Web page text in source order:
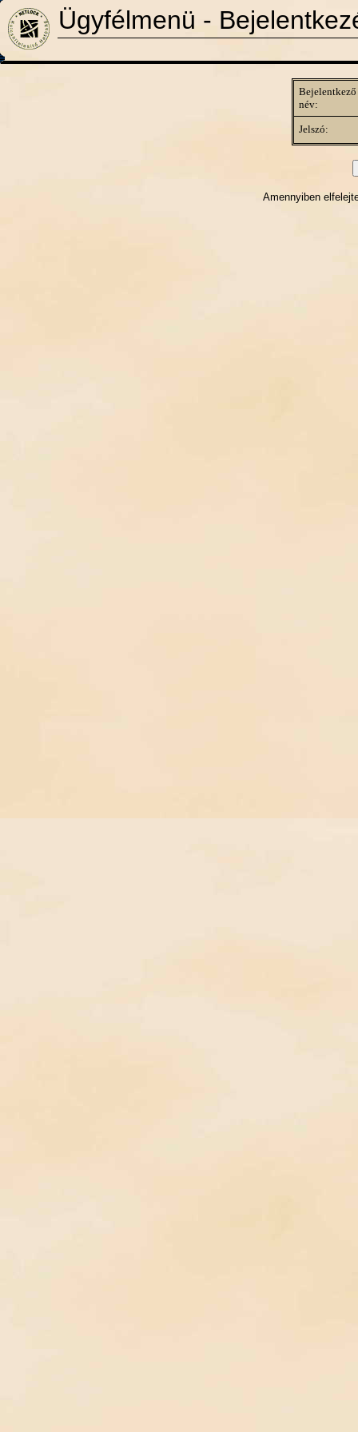
Ügyfélmenü -
Bejelentkező
név:
Jelszó:
Amennyiben